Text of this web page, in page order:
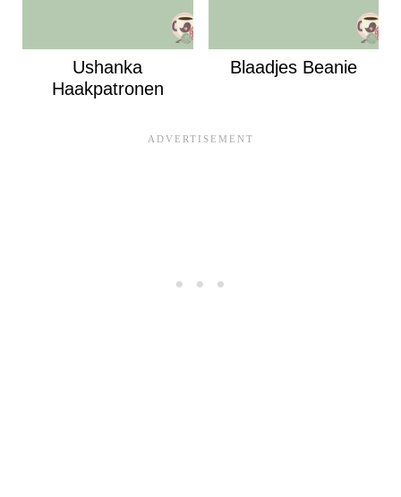
Ushanka
Haakpatronen
Blaadjes Beanie